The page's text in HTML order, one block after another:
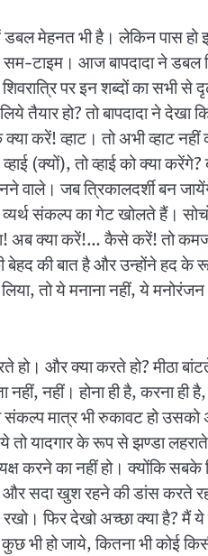
डबल मेहनत भी है। लेकिन पास
टाइम। आज बापदादा ने डबल
पर इन शब्दों का सभी
तैयार हो? तो बापदादा ने
करें! व्हाट। तो अभी व्हाट
(क्यों), तो व्हाई को क्या
वाले। जब त्रिकालदर्शी बन
व्यर्थ संकल्प का गेट खोलते हैं।
अब क्या करें!… कैसे करें! तो
की बात है और उन्होंने हद के
लिया, तो ये मनाना नहीं, ये
हो। और क्या करते हो? मीठा
नहीं। होना ही है, करना
संकल्प मात्र भी रुकावट हो
यादगार के रूप से झण्डा
करने का नहीं हो। क्योंकि
और सदा खुश रहने की डांस
फिर देखो अच्छा क्या है? मैं ये
कुछ भी हो जाये, कितना भी कोई